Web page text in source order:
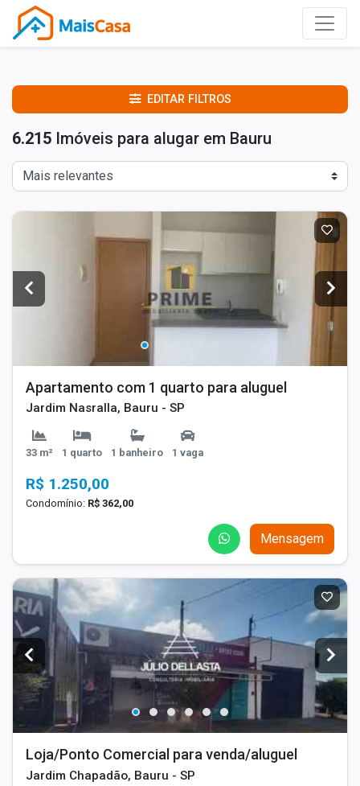
EDITAR FILTROS
6.215 Imóveis para alugar em Bauru
Apartamento com 1 quarto para aluguel
Jardim Nasralla, Bauru - SP
33 m² 1 quarto 1 banheiro 1 vaga
R$ 1.250,00
Condomínio: R$ 362,00
Mensagem
Loja/Ponto Comercial para venda/aluguel
Jardim Chapadão, Bauru - SP